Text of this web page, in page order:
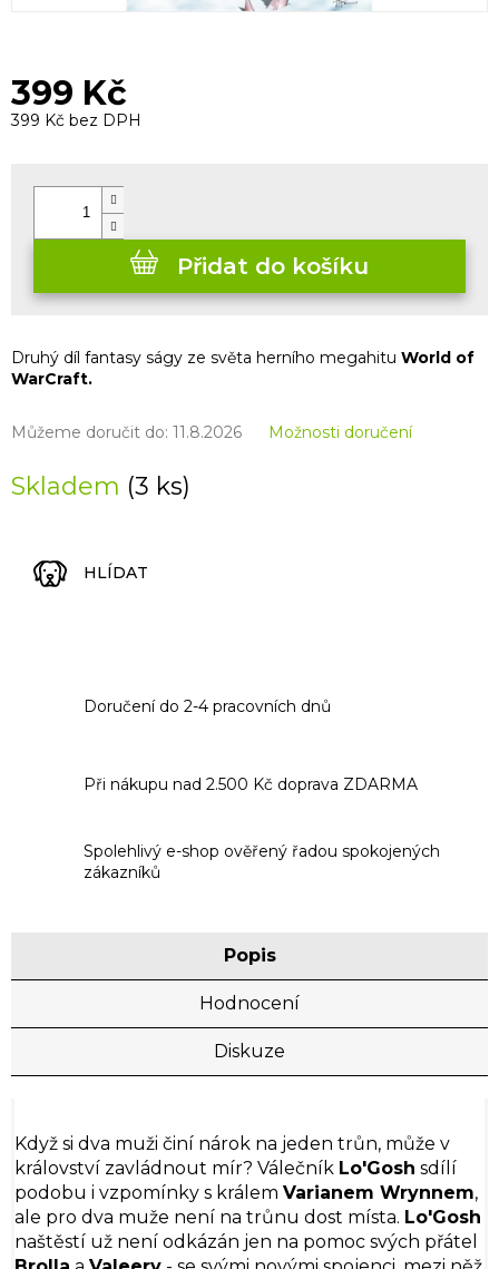
399 Kč
399 Kč bez DPH
Skladem (3 ks)
Můžeme doručit do: 11.8.2026 Možnosti doručení
Přidat do košíku
Druhý díl fantasy ságy ze světa herního megahitu World of
WarCraft.
HLÍDAT
Doručení do 2-4 pracovních dnů
Při nákupu nad 2.500 Kč doprava ZDARMA
Spolehlivý e-shop ověřený řadou spokojených
zákazníků
Popis
Hodnocení
Diskuze
Když si dva muži činí nárok na jeden trůn, může v
království zavládnout mír? Válečník Lo'Gosh sdílí
podobu i vzpomínky s králem Varianem Wrynnem,
ale pro dva muže není na trůnu dost místa. Lo'Gosh
naštěstí už není odkázán jen na pomoc svých přátel